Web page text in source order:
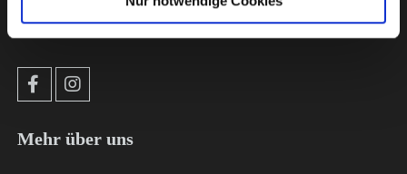
erfahrenen und kompetenten Händen!
Mehr über uns